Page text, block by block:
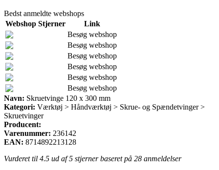
Bedst anmeldte webshops
Webshop Stjerner
Link
Besøg webshop
Besøg webshop
Besøg webshop
Besøg webshop
Besøg webshop
Besøg webshop
Navn: Skruetvinge 120 x 300 mm
Kategori: Værktøj > Håndværktøj > Skrue- og Spændetvinger >
Skruetvinger
Producent:
Varenummer: 236142
EAN: 8714892213128
Vurderet til 4.5 ud af 5 stjerner baseret på 28 anmeldelser